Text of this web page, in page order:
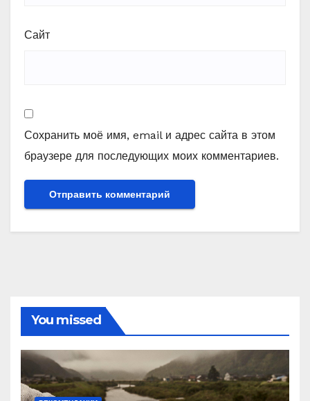
Сайт
Сохранить моё имя, email и адрес сайта в этом
браузере для последующих моих комментариев.
You missed